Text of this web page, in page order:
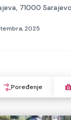
71000
2025
Poređenje